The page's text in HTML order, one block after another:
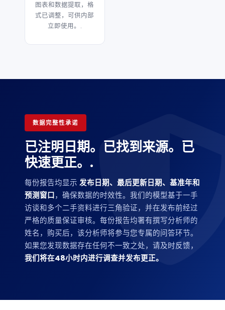
图表和数据提取，格
式已调整，可供内部
立即使用。.
数据完整性承诺
已注明日期。已找到来源。已
快速更正。.
每份报告均显示 发布日期、最后更新日期、基准年和
预测窗口 ，确保数据的时效性。我们的模型基于一手
访谈和多个二手资料进行三角验证，并在发布前经过
严格的质量保证审核。每份报告均署有撰写分析师的
姓名，购买后，该分析师将参与您专属的问答环节。
如果您发现数据存在任何不一致之处，请及时反馈，
我们将在48小时内进行调查并发布更正。